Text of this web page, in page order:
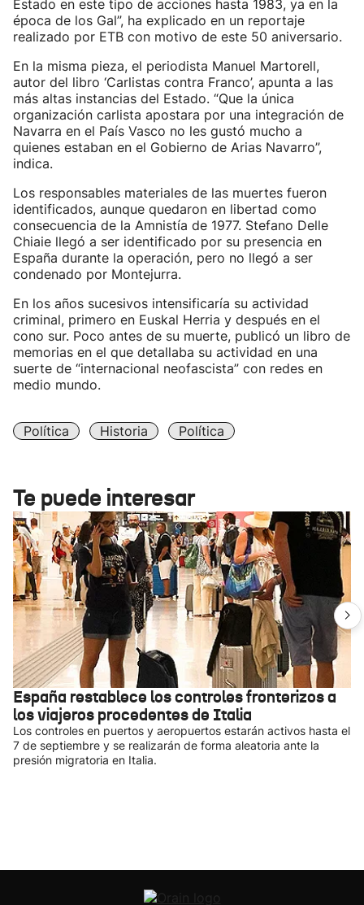
Estado en este tipo de acciones hasta 1983, ya en la
época de los Gal”, ha explicado en un reportaje
realizado por ETB con motivo de este 50 aniversario.
En la misma pieza, el periodista Manuel Martorell,
autor del libro ‘Carlistas contra Franco’, apunta a las
más altas instancias del Estado. “Que la única
organización carlista apostara por una integración de
Navarra en el País Vasco no les gustó mucho a
quienes estaban en el Gobierno de Arias Navarro”,
indica.
Los responsables materiales de las muertes fueron
identificados, aunque quedaron en libertad como
consecuencia de la Amnistía de 1977. Stefano Delle
Chiaie llegó a ser identificado por su presencia en
España durante la operación, pero no llegó a ser
condenado por Montejurra.
En los años sucesivos intensificaría su actividad
criminal, primero en Euskal Herria y después en el
cono sur. Poco antes de su muerte, publicó un libro de
memorias en el que detallaba su actividad en una
suerte de “internacional neofascista” con redes en
medio mundo.
Política Historia Política
Te puede interesar
España restablece los controles fronterizos a
los viajeros procedentes de Italia
Los controles en puertos y aeropuertos estarán activos hasta el
7 de septiembre y se realizarán de forma aleatoria ante la
presión migratoria en Italia.